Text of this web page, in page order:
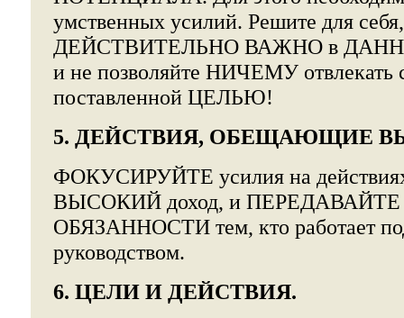
умственных усилий. Решите для
ДЕЙСТВИТЕЛЬНО ВАЖНО в
и не позволяйте НИЧЕМУ
поставленной ЦЕЛЬЮ!
5. ДЕЙСТВИЯ, ОБЕЩАЮЩИЕ
ФОКУСИРУЙТЕ усилия на
ВЫСОКИЙ доход, и
ОБЯЗАННОСТИ тем, кто работает
руководством.
6. ЦЕЛИ И ДЕЙСТВИЯ.